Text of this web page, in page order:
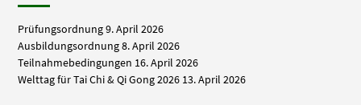
Prüfungsordnung9. April 2026
Ausbildungsordnung8. April 2026
Teilnahmebedingungen 16. April 2026
Welttag für Tai Chi & Qi Gong 2026 13. April 2026